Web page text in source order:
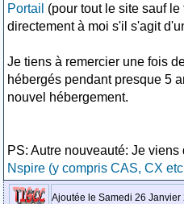
Portail (pour tout le site sauf
directement à moi s'il s'agit
Je tiens à remercier une fois
hébergés pendant presque 5
nouvel hébergement.
PS: Autre nouveauté: Je
Nspire (y compris CAS, CX
Ajoutée le Samedi 26